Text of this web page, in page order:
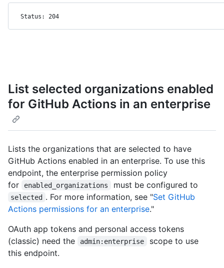
Status: 204
List selected organizations enabled
for GitHub Actions in an enterprise
Lists the organizations that are selected to have
GitHub Actions enabled in an enterprise. To use this
endpoint, the enterprise permission policy
for
enabled_organizations must be configured to
selected . For more information, see "Set GitHub
Actions permissions for an enterprise."
OAuth app tokens and personal access tokens
(classic) need the
admin:enterprise
scope to use
this endpoint.